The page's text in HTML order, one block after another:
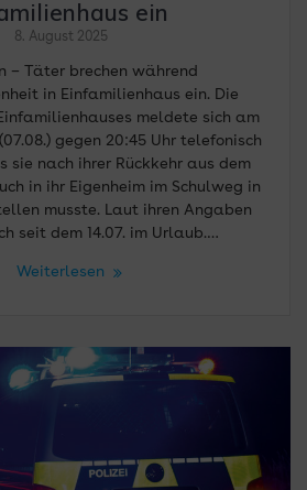
ein
8. August 2025
– Täter brechen während
in Einfamilienhaus ein. Die
meldete sich am
gegen 20:45 Uhr telefonisch
sie nach ihrer Rückkehr aus dem
in ihr Eigenheim im Schulweg in
musste. Laut ihren Angaben
seit dem 14.07. im Urlaub.…
Weiterlesen